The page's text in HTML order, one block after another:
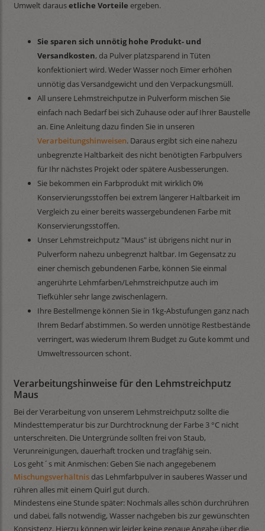
Umwelt darausetliche Vorteile ergeben.
Sie sparen sich unnötig hohe Produkt- und
Versandkosten, da Pulver platzsparend in Tüten
konfektioniert wird. Weder Wasser noch Eimer erhöhen
unnötig das Versandgewicht und den Verpackungsmüll.
All unsere Lehmstreichputze in Pulverform mischen Sie
einfach nach Bedarf bei sich Zuhause oder auf Ihrer Baustelle
an. Eine Anleitung dazu finden Sie in unseren
Verarbeitungshinweisen. Daraus ergibt sich eine nahezu
unbegrenzte Haltbarkeit des nicht benötigten Farbpulvers
für Ihr nächstes Projekt oder spätere Ausbesserungen.
Sie bekommen ein Farbprodukt mit wirklich 0%
Konservierungsstoffen bei extrem längerer Haltbarkeit im
Vergleich zu einer bereits wassergebundenen Farbe mit
Konservierungsstoffen.
Unser Lehmstreichputz "Maus" ist übrigens nicht nur in
Pulverform nahezu unbegrenzt haltbar. Im Gegensatz zu
einer chemisch gebundenen Farbe, können Sie einmal
angerührte Lehmfarben/Lehmstreichputze auch im
Tiefkühler sehr lange zwischenlagern.
Ihre Bestellmenge können Sie in 1kg-Abstufungen ganz nach
Ihrem Bedarf abstimmen. So werden unnötige Restbestände
verringert, was wiederum Ihrem Budget zu Gute kommt und
Umweltressourcen schont.
Verarbeitungshinweise für den Lehmstreichputz
Maus
Bei der Verarbeitung von unserem Lehmstreichputz sollte die
Mindesttemperatur bis zur Durchtrocknung der Farbe 3 °C nicht
unterschreiten. Die Untergründe sollten frei von Staub,
Verunreinigungen, dauerhaft trocken und tragfähig sein.
Los geht´s mit Anmischen: Geben Sie nach angegebenem
Mischungsverhältnis das Lehmfarbpulver in sauberes Wasser und
rühren alles mit einem Quirl gut durch.
Mindestens eine Stunde später: Nochmals alles schön durchrühren
und dabei, falls notwendig, Wasser nachgeben bis zur gewünschten
Konsistenz. Hierzu können wir leider keine genaue Angabe über die